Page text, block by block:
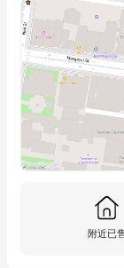
如需预约看房或
0488 085 880
附近已